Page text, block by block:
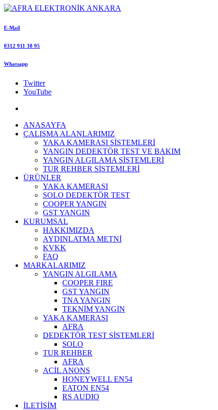
E-Mail
0312 911 38 95
Whatsapp
Twitter
YouTube
ANASAYFA
ÇALIŞMA ALANLARIMIZ
YAKA KAMERASI SİSTEMLERİ
YANGIN DEDEKTÖR TEST VE BAKIM
YANGIN ALGILAMA SİSTEMLERİ
TUR REHBER SİSTEMLERİ
ÜRÜNLER
YAKA KAMERASI
SOLO DEDEKTÖR TEST
COOPER YANGIN
GST YANGIN
KURUMSAL
HAKKIMIZDA
AYDINLATMA METNİ
KVKK
FAQ
MARKALARIMIZ
YANGIN ALGILAMA
COOPER FIRE
GST YANGIN
TNA YANGIN
TEKNİM YANGIN
YAKA KAMERASI
AFRA
DEDEKTÖR TEST SİSTEMLERİ
SOLO
TUR REHBER
AFRA
ACİL ANONS
HONEYWELL EN54
EATON EN54
RS AUDIO
İLETİŞİM